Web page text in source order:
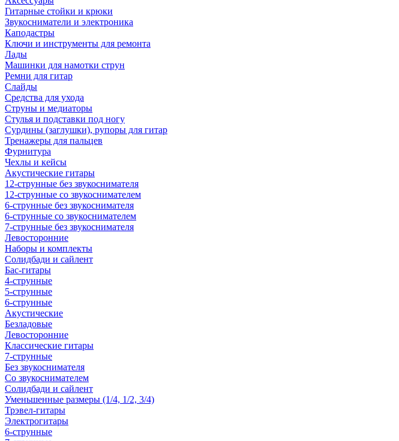
Гитарные стойки и крюки
Звукосниматели и электроника
Каподастры
Ключи и инструменты для ремонта
Лады
Машинки для намотки струн
Ремни для гитар
Слайды
Средства для ухода
Струны и медиаторы
Стулья и подставки под ногу
Сурдины (заглушки), рупоры для гитар
Тренажеры для пальцев
Фурнитура
Чехлы и кейсы
Акустические гитары
12-струнные без звукоснимателя
12-струнные со звукоснимателем
6-струнные без звукоснимателя
6-струнные со звукоснимателем
7-струнные без звукоснимателя
Левосторонние
Наборы и комплекты
Солидбади и сайлент
Бас-гитары
4-струнные
5-струнные
6-струнные
Акустические
Безладовые
Левосторонние
Классические гитары
7-струнные
Без звукоснимателя
Со звукоснимателем
Солидбади и сайлент
Уменьшенные размеры (1/4, 1/2, 3/4)
Трэвел-гитары
Электрогитары
6-струнные